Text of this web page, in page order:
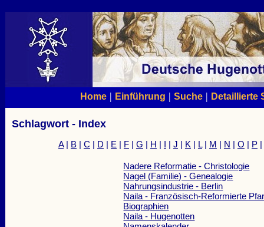
Home| Einführung | Suche| Detaillierte
Schlagwort - Index
A| B| C | D | E | F| G | H | I | J | K | L| M | N | O | P|
Nadere Reformatie - Christologie
Nagel (Familie) - Genealogie
Nahrungsindustrie - Berlin
Naila - Französisch-Reformierte
Biographien
Naila - Hugenotten